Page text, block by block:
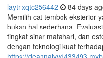
laytnxqtc256442 84 days
Memilih cat tembok eksterior
bukan hal sederhana.
tingkat sinar matahari, dan
dengan teknologi kuat
https://